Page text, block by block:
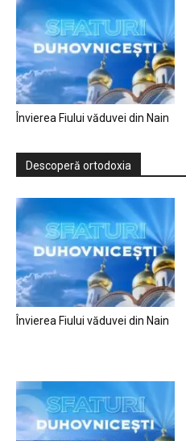
Învierea Fiului văduvei din Nain
Descoperă ortodoxia
Învierea Fiului văduvei din Nain